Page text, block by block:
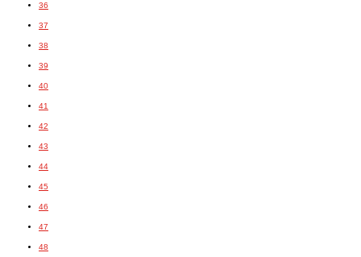
36
37
38
39
40
41
42
43
44
45
46
47
48